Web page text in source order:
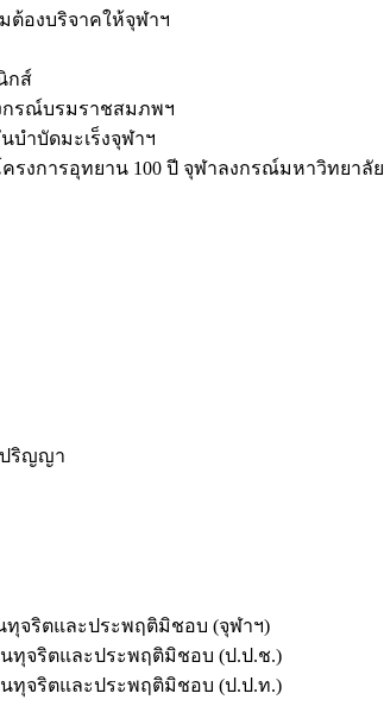
ต้องบริจาคให้จุฬาฯ
กส์
กรณ์บรมราชสมภพฯ
ำบัดมะเร็งจุฬาฯ
รงการอุทยาน 100 ปี จุฬาลงกรณ์มหาวิทยาลัย
ริญญา
ทุจริตและประพฤติมิชอบ (จุฬาฯ)
นทุจริตและประพฤติมิชอบ (ป.ป.ช.)
นทุจริตและประพฤติมิชอบ (ป.ป.ท.)